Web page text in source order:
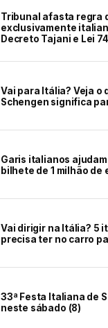
Tribunal afasta regra
exclusivamente
Decreto Tajani e Lei 74
Vai para Itália? Veja o
Schengen significa
Garis italianos
bilhete de 1 milhão de
Vai dirigir na Itália? 5
precisa ter no carro
33ª Festa Italiana de
neste sábado (8)